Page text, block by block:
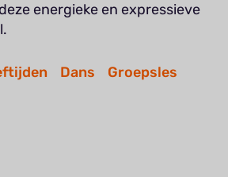
energieke en expressieve
Dans Groepsles